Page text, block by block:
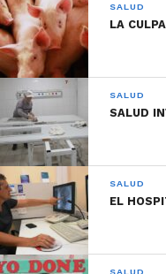
Este nuevo centro de
áreas, como el sector
room; cinco
SALUD
LA
SALUD
SALUD
SALUD
EL